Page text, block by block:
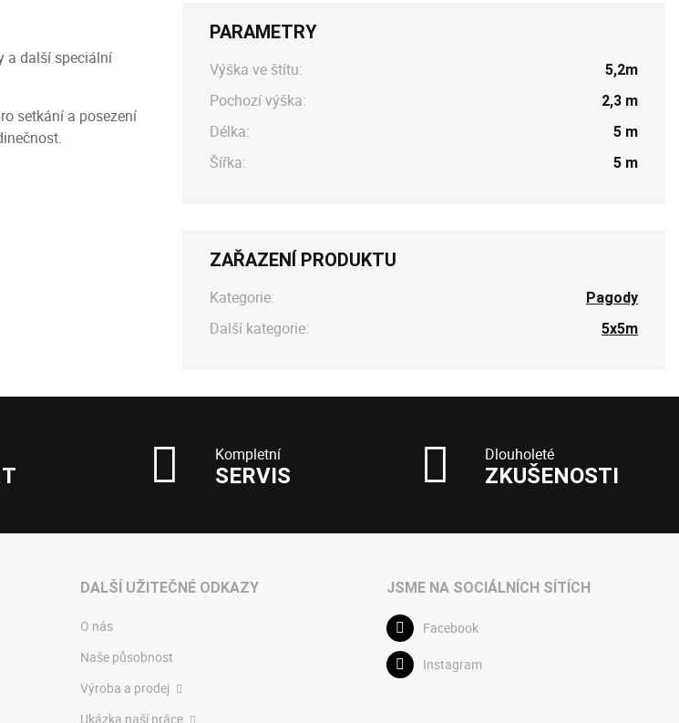
a další speciální
setkání a posezení
PARAMETRY
Výška ve štítu: 5,2m
Pochozí výška: 2,3 m
Délka: 5 m
Šířka: 5 m
ZAŘAZENÍ PRODUKTU
Kategorie: Pagody
Další kategorie: 5x5m
Kompletní
SERVIS
Dlouholeté
ZKUŠENOSTI
DALŠÍ UŽITEČNÉ ODKAZY
O nás
Naše působnost
Výroba a prodej
Ukázka naší práce
JSME NA SOCIÁLNÍCH SÍTÍCH
Facebook
Instagram